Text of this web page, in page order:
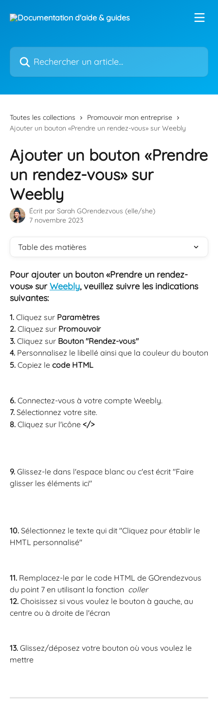
Rechercher un article...
Toutes les collections
Promouvoir mon entreprise
Ajouter un bouton «Prendre un rendez-vous» sur Weebly
Ajouter un bouton «Prendre
un rendez-vous» sur
Weebly
Écrit par Sarah GOrendezvous (elle/she)
7 novembre 2023
Table des matières
Pour ajouter un bouton «Prendre un rendez-
vous» sur Weebly, veuillez suivre les indications
suivantes:
1. Cliquez sur Paramètres
2. Cliquez sur Promouvoir
3. Cliquez sur Bouton "Rendez-vous"
4. Personnalisez le libellé ainsi que la couleur du bouton
5. Copiez le code HTML
6. Connectez-vous à votre compte Weebly.
7. Sélectionnez votre site.
8. Cliquez sur l'icône </>
9. Glissez-le dans l'espace blanc ou c'est écrit "Faire
glisser les éléments ici"
10. Sélectionnez le texte qui dit "Cliquez pour établir le
HMTL personnalisé"
11. Remplacez-le par le code HTML de GOrendezvous
du point 7 en utilisant la fonction coller
12. Choisissez si vous voulez le bouton à gauche, au
centre ou à droite de l'écran
13. Glissez/déposez votre bouton où vous voulez le
mettre